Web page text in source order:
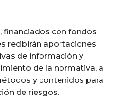
financiados con fondos
recibirán aportaciones
de información y
de la normativa, a
y contenidos para
de riesgos.